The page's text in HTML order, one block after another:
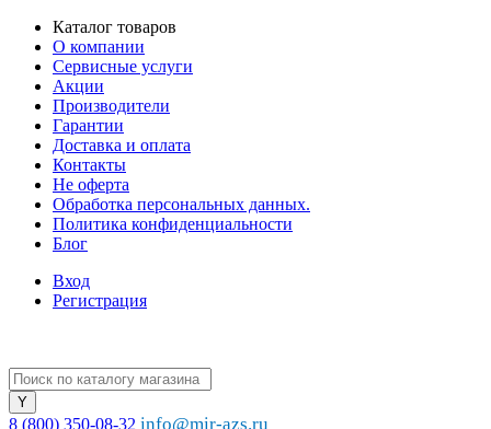
Каталог товаров
О компании
Сервисные услуги
Акции
Производители
Гарантии
Доставка и оплата
Контакты
Не оферта
Обработка персональных данных.
Политика конфиденциальности
Блог
Вход
Регистрация
8 (800) 350-08-32 info@mir-azs.ru